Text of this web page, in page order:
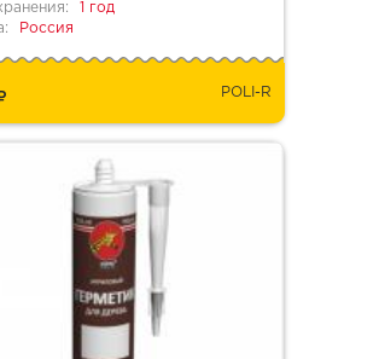
1 год
Россия
POLI-R